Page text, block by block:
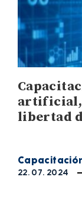
artificial,
libertad
22. 07. 2024